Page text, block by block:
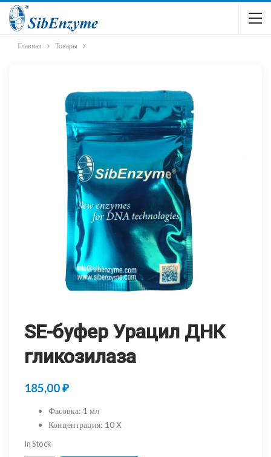
Главная Товары
SE-буфер Урацил ДНК
гликозилаза
185,00₽
Фасовка: 1 мл
Концентрация: 10 X
In Stock